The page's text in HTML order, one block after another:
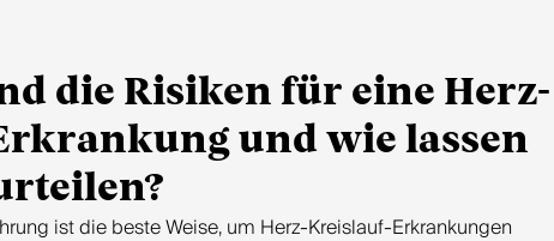
die Risiken für eine Herz-
und wie lassen
ist die beste Weise, um Herz-Kreislauf-Erkrankungen